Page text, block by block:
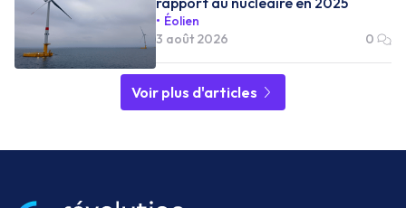
Éolien
3 août 2026
0
Voir plus d'articles